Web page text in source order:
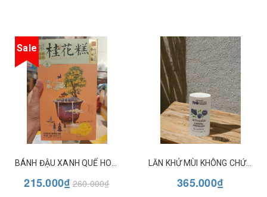
Sale
215.000₫ 260.000₫
LĂN KHỬ MÙI KHÔNG CHỨA NHÔM SCHMIDT'S
365.000₫